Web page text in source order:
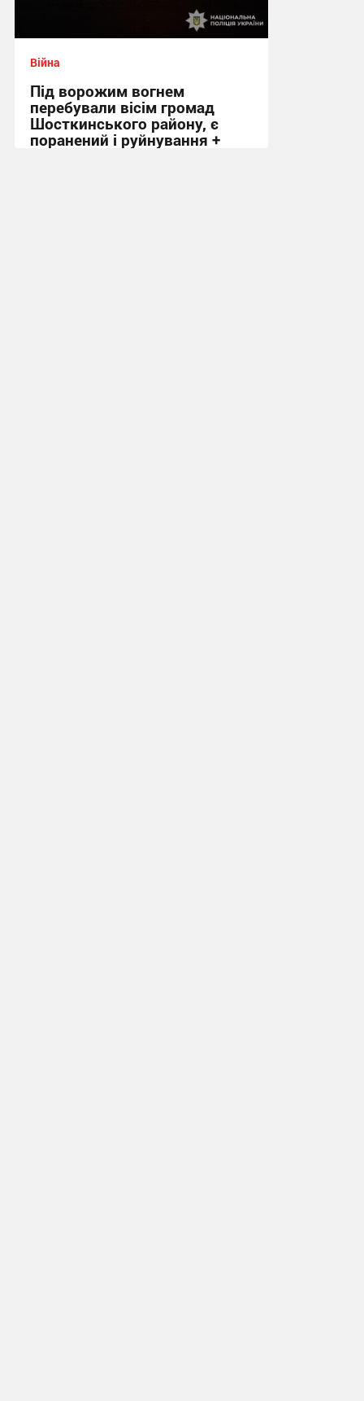
Війна
Під ворожим вогнем
перебували вісім громад
Шосткинського району, є
поранений і руйнування +